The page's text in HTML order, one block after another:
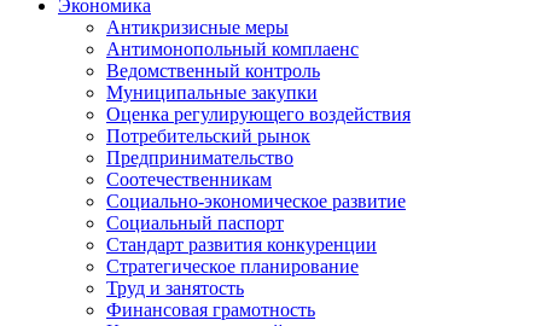
Экономика
Антикризисные меры
Антимонопольный комплаенс
Ведомственный контроль
Муниципальные закупки
Оценка регулирующего воздействия
Потребительский рынок
Предпринимательство
Соотечественникам
Социально-экономическое развитие
Социальный паспорт
Стандарт развития конкуренции
Стратегическое планирование
Труд и занятость
Финансовая грамотность